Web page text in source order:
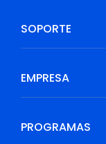
SOPORTE
EMPRESA
PROGRAMAS